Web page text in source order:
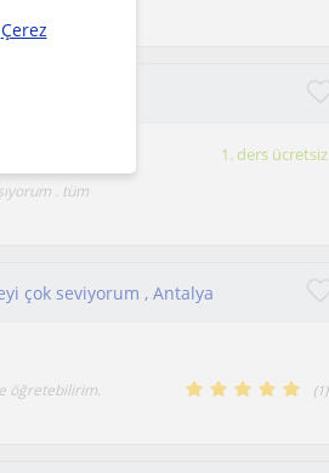
Çerez
1. ders ücretsiz
. tüm
çok seviyorum , Antalya
öğretebilirim.
(1)